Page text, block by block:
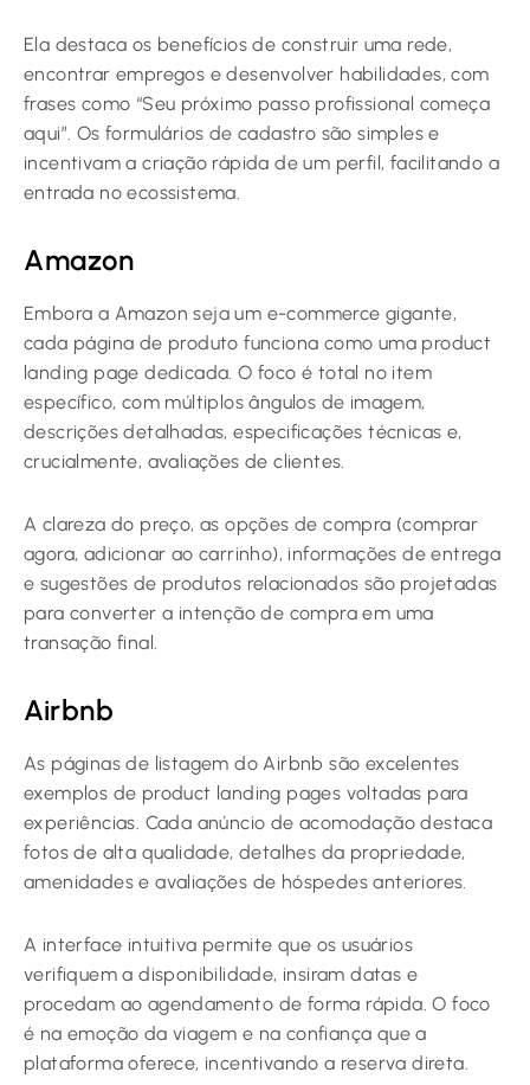
Ela destaca os benefícios de construir uma rede,
encontrar empregos e desenvolver habilidades, com
frases como “Seu próximo passo profissional começa
aqui”. Os formulários de cadastro são simples e
incentivam a criação rápida de um perfil, facilitando a
entrada no ecossistema.
Amazon
Embora a Amazon seja um e-commerce gigante,
cada página de produto funciona como uma product
landing page dedicada. O foco é total no item
específico, com múltiplos ângulos de imagem,
descrições detalhadas, especificações técnicas e,
crucialmente, avaliações de clientes.
A clareza do preço, as opções de compra (comprar
agora, adicionar ao carrinho), informações de entrega
e sugestões de produtos relacionados são projetadas
para converter a intenção de compra em uma
transação final.
Airbnb
As páginas de listagem do Airbnb são excelentes
exemplos de product landing pages voltadas para
experiências. Cada anúncio de acomodação destaca
fotos de alta qualidade, detalhes da propriedade,
amenidades e avaliações de hóspedes anteriores.
A interface intuitiva permite que os usuários
verifiquem a disponibilidade, insiram datas e
procedam ao agendamento de forma rápida. O foco
é na emoção da viagem e na confiança que a
plataforma oferece, incentivando a reserva direta.